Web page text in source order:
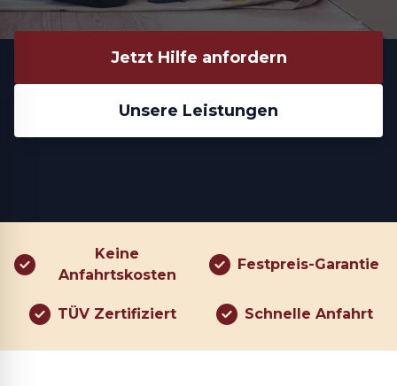
Jetzt Hilfe anfordern
Unsere Leistungen
Keine
Anfahrtskosten
Festpreis-Garantie
TÜV Zertifiziert Schnelle Anfahrt